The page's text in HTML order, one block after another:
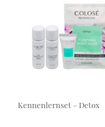
Kennenlernset – Detox